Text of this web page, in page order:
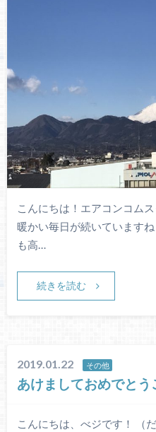
こんにちは！エアコンコム
暖かい毎日が続いています
も高…
続きを読む
2019.01.22 その他
あけましておめでとう
こんにちは、べジです！ （